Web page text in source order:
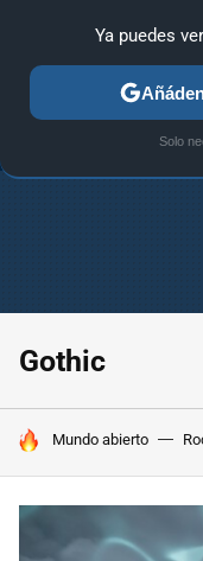
ANÁLISIS GUÍAS Y
Gothic
HOY SE HABLA DE
Mundo abierto
Ya puedes
Solo